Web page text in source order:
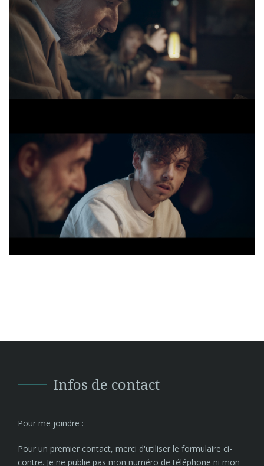
Infos de contact
Pour me joindre :
Pour un premier contact, merci d'utiliser le formulaire ci-
contre. Je ne publie pas mon numéro de téléphone ni mon